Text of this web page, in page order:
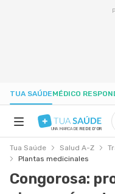
TUA SAÚDEMÉDICO
SALUD A-Z
NUTRICIÓN
UNA MARCA DE REDE D'OR
Tua Saúde Salud A-Z
Plantas medicinales
Congorosa: